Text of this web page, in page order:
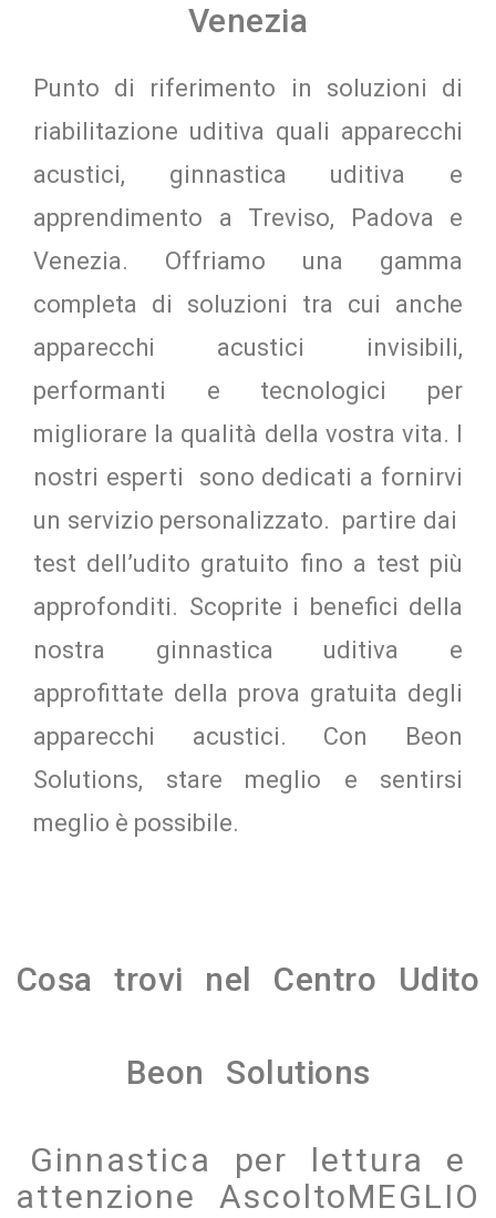
Venezia
Punto di riferimento in soluzioni di
riabilitazione uditiva quali apparecchi
acustici, ginnastica uditiva e
apprendimento a Treviso, Padova e
Venezia. Offriamo una gamma
completa di soluzioni tra cui anche
apparecchi acustici invisibili,
performanti e tecnologici per
migliorare la qualità della vostra vita. I
nostri esperti sono dedicati a fornirvi
un servizio personalizzato. partire dai
test dell’udito gratuito fino a test più
approfonditi. Scoprite i benefici della
nostra ginnastica uditiva e
approfittate della prova gratuita degli
apparecchi acustici. Con Beon
Solutions, stare meglio e sentirsi
meglio è possibile.
Cosa trovi nel Centro Udito
Beon Solutions
Ginnastica per lettura e
attenzione AscoltoMEGLIO